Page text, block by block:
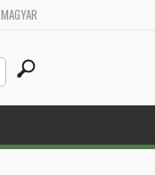
MAGYAR
Search
this
site